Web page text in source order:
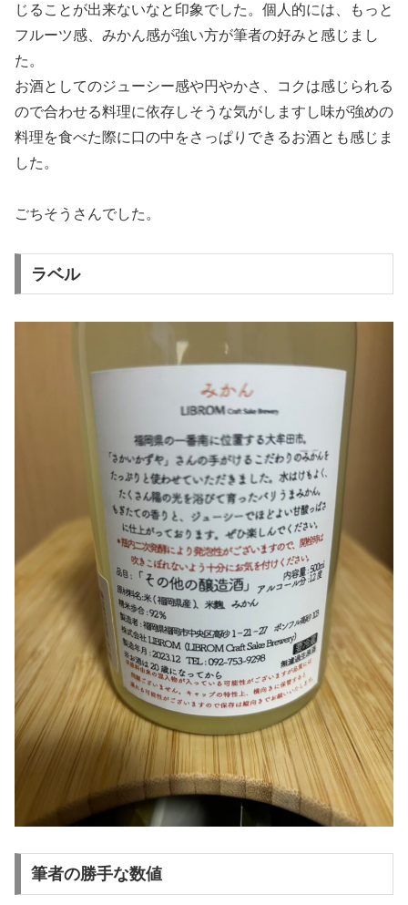
じることが出来ないなと印象でした。個人的には、もっと
フルーツ感、みかん感が強い方が筆者の好みと感じまし
た。
お酒としてのジューシー感や円やかさ、コクは感じられる
ので合わせる料理に依存しそうな気がしますし味が強めの
料理を食べた際に口の中をさっぱりできるお酒とも感じま
した。
ごちそうさんでした。
ラベル
筆者の勝手な数値